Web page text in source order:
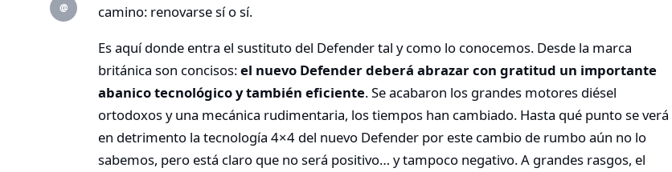
@
camino: renovarse sí o sí.
Es aquí donde entra el sustituto del Defender tal y como lo conocemos. Desde la marca
británica son concisos:el nuevo Defender deberá abrazar con gratitud un importante
abanico tecnológico y también eficiente. Se acabaron los grandes motores diésel
ortodoxos y una mecánica rudimentaria, los tiempos han cambiado. Hasta qué punto se verá
en detrimento la tecnología 4×4 del nuevo Defender por este cambio de rumbo aún no lo
sabemos, pero está claro que no será positivo… y tampoco negativo. A grandes rasgos, el